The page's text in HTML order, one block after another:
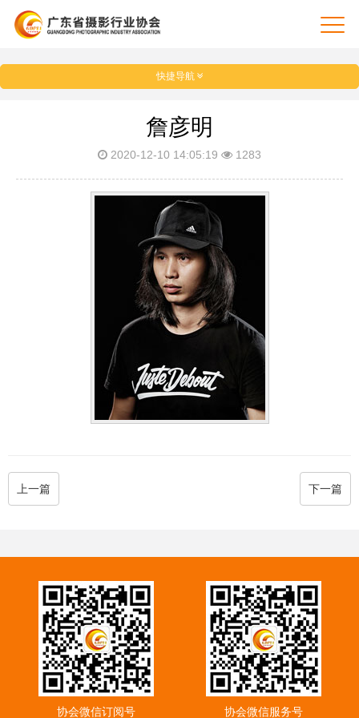
快捷导航
詹彦明
2020-12-10 14:05:19 1283
上一篇 下一篇
协会微信订阅号 协会微信服务号